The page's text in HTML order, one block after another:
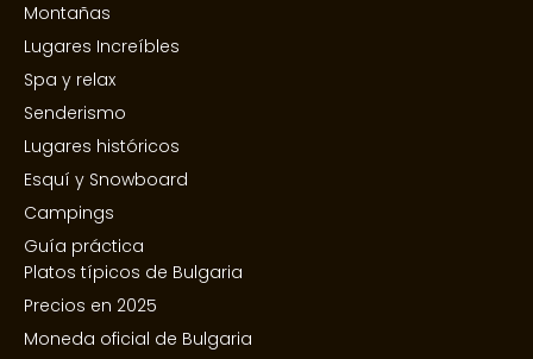
Montañas
Lugares Increíbles
Spa y relax
Senderismo
Lugares históricos
Esquí y Snowboard
Campings
Guía práctica
Platos típicos de Bulgaria
Precios en 2025
Moneda oficial de Bulgaria